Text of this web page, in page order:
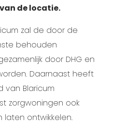
de locatie.
zal de door de
behouden
door DHG en
Daarnaast heeft
Blaricum
zorgwoningen ook
laten ontwikkelen.